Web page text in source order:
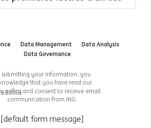
Data Management
Data Analysis
Data Governance
submitting your information, you
that you have read our
policy and consent to receive email
communication from ING.
[default form message]